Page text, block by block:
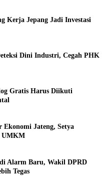
Kerja Jepang Jadi Investasi
Dini Industri, Cegah PHK
Gratis Harus Diikuti
Jateng, Setya
UMKM
Alarm Baru, Wakil DPRD
Tegas